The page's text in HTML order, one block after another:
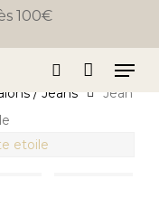
100€
search
/ Jeans
Jean